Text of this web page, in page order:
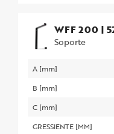
WFF 200 |
Soporte
A [mm]
B [mm]
C [mm]
GRESSIENTE [MM]